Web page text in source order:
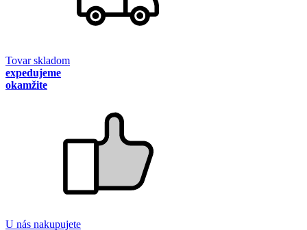
Tovar skladom
expedujeme
okamžite
U nás nakupujete